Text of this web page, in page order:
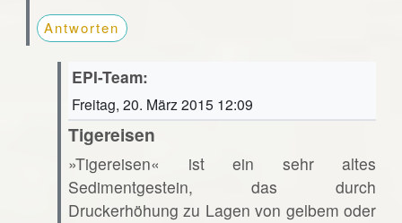
Antworten
EPI-Team:
Freitag, 20. März 2015 12:09
Tigereisen
»Tigereisen« ist ein sehr altes
Sedimentgestein, das durch
Druckerhöhung zu Lagen von gelbem oder